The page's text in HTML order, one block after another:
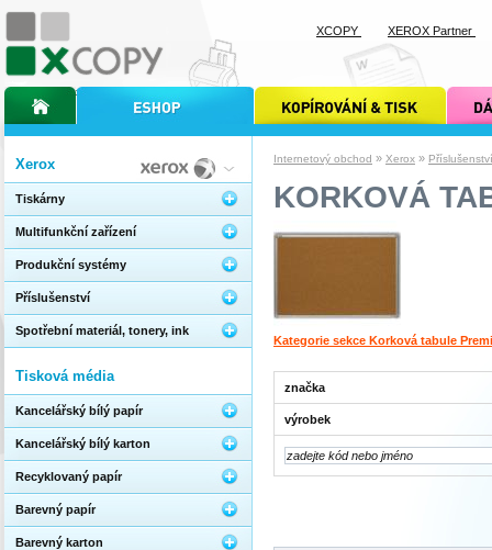
Internetový obchod » Xerox » Příslušenství
KORKOVÁ
Kategorie sekce Korková tabule
značka
výrobek
Xerox
Tiskárny
Multifunkční zařízení
Produkční systémy
Příslušenství
Spotřební materiál, tonery, ink
Tisková média
Kancelářský bílý papír
Kancelářský bílý karton
Recyklovaný papír
Barevný papír
Barevný karton
úvodní stránka xcopyinternetový obchod xcopy kopírování a tisk xcopy dárkové
XCOPY XEROX Partner